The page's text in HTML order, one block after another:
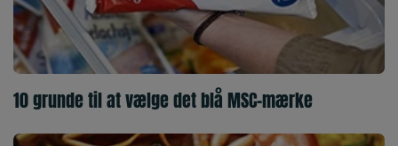
10 grunde til at vælge det blå MSC-mærke